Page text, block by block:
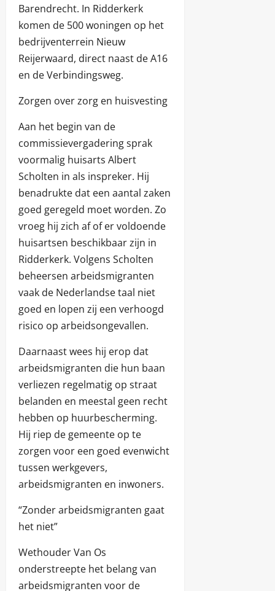
Barendrecht. In Ridderkerk
komen de 500 woningen op het
bedrijventerrein Nieuw
Reijerwaard, direct naast de A16
en de Verbindingsweg.
Zorgen over zorg en huisvesting
Aan het begin van de
commissievergadering sprak
voormalig huisarts Albert
Scholten in als inspreker. Hij
benadrukte dat een aantal zaken
goed geregeld moet worden. Zo
vroeg hij zich af of er voldoende
huisartsen beschikbaar zijn in
Ridderkerk. Volgens Scholten
beheersen arbeidsmigranten
vaak de Nederlandse taal niet
goed en lopen zij een verhoogd
risico op arbeidsongevallen.
Daarnaast wees hij erop dat
arbeidsmigranten die hun baan
verliezen regelmatig op straat
belanden en meestal geen recht
hebben op huurbescherming.
Hij riep de gemeente op te
zorgen voor een goed evenwicht
tussen werkgevers,
arbeidsmigranten en inwoners.
“Zonder arbeidsmigranten gaat
het niet”
Wethouder Van Os
onderstreepte het belang van
arbeidsmigranten voor de